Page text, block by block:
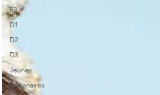
R3
D1
D2
D3
Jeunes
Partenaires